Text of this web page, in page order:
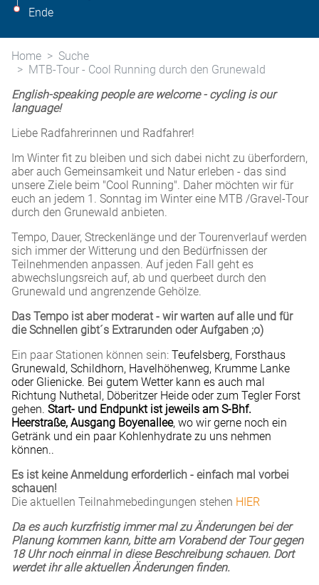
Ende
Home
Suche
MTB-Tour - Cool Running durch den Grunewald
English-speaking people are welcome - cycling is our
language!
Liebe Radfahrerinnen und Radfahrer!
Im Winter fit zu bleiben und sich dabei nicht zu überfordern,
aber auch Gemeinsamkeit und Natur erleben - das sind
unsere Ziele beim "Cool Running". Daher möchten wir für
euch an jedem 1. Sonntag im Winter eine MTB /Gravel-Tour
durch den Grunewald anbieten.
Tempo, Dauer, Streckenlänge und der Tourenverlauf werden
sich immer der Witterung und den Bedürfnissen der
Teilnehmenden anpassen. Auf jeden Fall geht es
abwechslungsreich auf, ab und querbeet durch den
Grunewald und angrenzende Gehölze.
Das Tempo ist aber moderat - wir warten auf alle und für
die Schnellen gibt´s Extrarunden oder Aufgaben ;o)
Ein paar Stationen können sein: Teufelsberg, Forsthaus
Grunewald, Schildhorn, Havelhöhenweg, Krumme Lanke
oder Glienicke. Bei gutem Wetter kann es auch mal
Richtung Nuthetal, Döberitzer Heide oder zum Tegler Forst
gehen. Start- und Endpunkt ist jeweils am S-Bhf.
Heerstraße, Ausgang Boyenallee, wo wir gerne noch ein
Getränk und ein paar Kohlenhydrate zu uns nehmen
können..
Es ist keine Anmeldung erforderlich - einfach mal vorbei
schauen!
Die aktuellen Teilnahmebedingungen stehen HIER
Da es auch kurzfristig immer mal zu Änderungen bei der
Planung kommen kann, bitte am Vorabend der Tour gegen
18 Uhr noch einmal in diese Beschreibung schauen. Dort
werdet ihr alle aktuellen Änderungen finden.